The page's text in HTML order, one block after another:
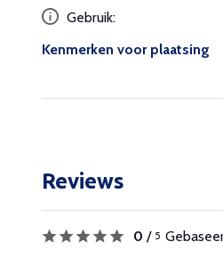
Gebruik:
Kenmerken voor plaatsing
Reviews
0 / 5